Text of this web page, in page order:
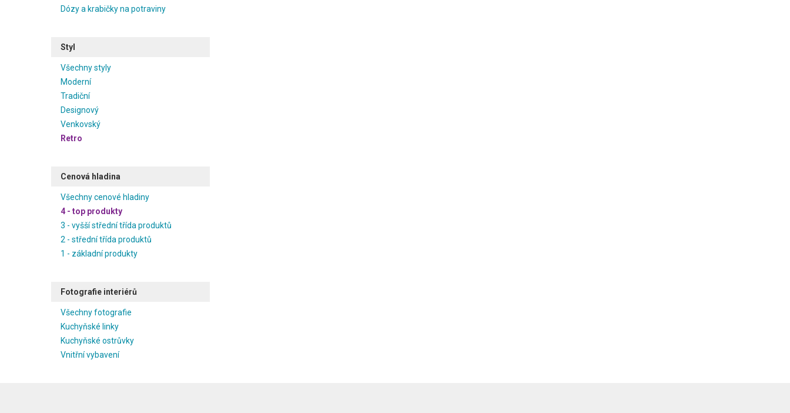
Dózy a krabičky na potraviny
Styl
Všechny styly
Moderní
Tradiční
Designový
Venkovský
Retro
Cenová hladina
Všechny cenové hladiny
4 - top produkty
3 - vyšší střední třída produktů
2 - střední třída produktů
1 - základní produkty
Fotografie interiérů
Všechny fotografie
Kuchyňské linky
Kuchyňské ostrůvky
Vnitřní vybavení